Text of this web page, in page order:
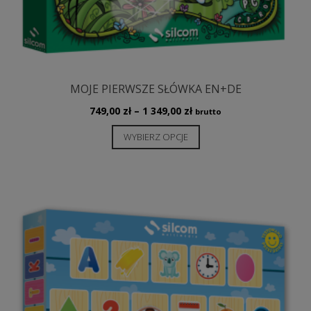
MOJE PIERWSZE SŁÓWKA EN+DE
749,00 zł – 1 349,00 złZakres
cen:
brutto
WYBIERZ OPCJE
produkt
Opcje
można
wybrać
na
stronie
produktu